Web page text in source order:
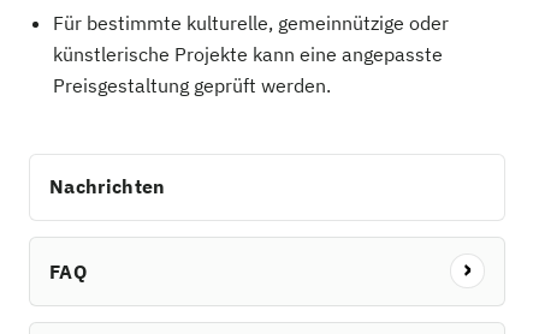
Für bestimmte kulturelle, gemeinnützige oder
künstlerische Projekte kann eine angepasste
Preisgestaltung geprüft werden.
Nachrichten
FAQ